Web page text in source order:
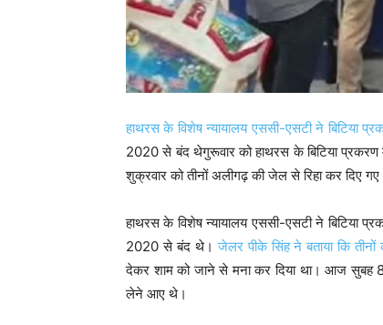
हाथरस के विशेष न्यायालय एससी-एसटी ने बिटिया
2020 से बंद थेगुरूवार को हाथरस के बिटिया प्रकरण
शुक्रवार को तीनों अलीगढ़ की जेल से रिहा कर
हाथरस के विशेष न्यायालय एससी-एसटी ने बिटिया
2020 से बंद थे।जेलर पीके सिंह ने बताया कि तीनों
देकर शाम को जाने से मना कर दिया था। आज सुबह
लेने आए थे।